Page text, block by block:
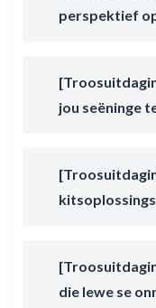
perspektief
jou seëninge
die lewe se